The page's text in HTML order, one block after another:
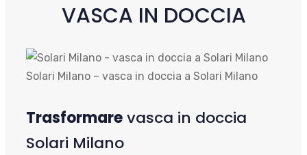
VASCA IN DOCCIA
Solari Milano – vasca in doccia a Solari Milano
Trasformarevasca in doccia
Solari Milano